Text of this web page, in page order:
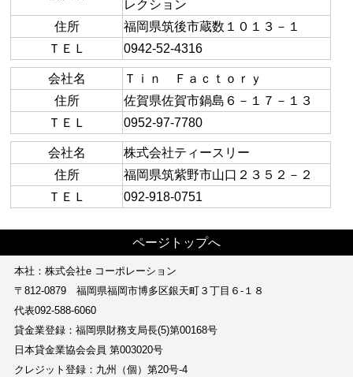
レクション
住所
福岡県筑後市蔵数１０１３－１
ＴＥＬ
0942-52-4316
会社名
Ｔｉｎ Ｆａｃｔｏｒｙ
住所
佐賀県佐賀市鍋島６－１７－１３
ＴＥＬ
0952-97-7780
会社名
株式会社ティースリー
住所
福岡県筑紫野市山口２３５２－２
ＴＥＬ
092-918-0751
ページトップへ
本社：株式会社e コーポレーション
〒812-0879 福岡県福岡市博多区銀天町３丁目６‐１８
代表092-588-6060
貸金業登録：福岡県財務支局長(5)第00168号
日本貸金業協会会員 第003020号
クレジット登録：九州（個）第20号-4